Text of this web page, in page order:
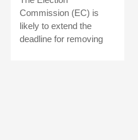
Commission (EC) is
likely to extend the
deadline for removing